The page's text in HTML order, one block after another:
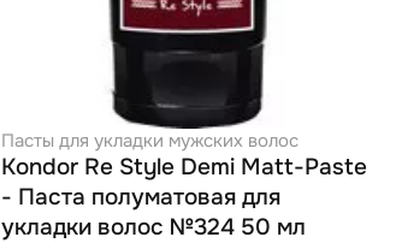
Пасты для укладки мужских волос
Kondor Re Style Demi Matt-Paste
- Паста полуматовая для
укладки волос №324 50 мл